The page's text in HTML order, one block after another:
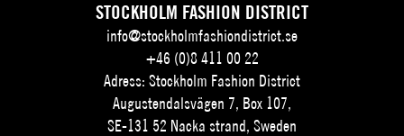
STOCKHOLM FASHION DISTRICT
info@stockholmfashiondistrict.se
+46 (0)8 411 00 22
Adress: Stockholm Fashion District
Augustendalsvägen 7, Box 107,
SE-131 52 Nacka strand, Sweden